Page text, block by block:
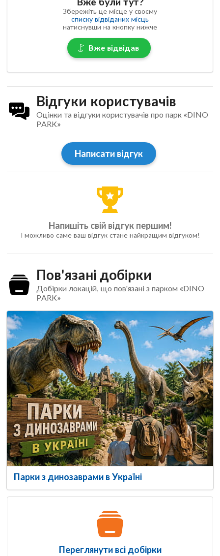
Збережіть це місце у своєму
списку відвіданих місць
натиснувши на кнопку нижче
Вже відвідав
Відгуки користувачів
Оцінки та відгуки користувачів про парк «DINO
PARK»
Написати відгук
Напишіть свій відгук першим!
І можливо саме ваш відгук стане найкращим відгуком!
Пов'язані добірки
Добірки локацій, що пов'язані з парком «DINO
PARK»
Парки з динозаврами в Україні
Переглянути всі добірки